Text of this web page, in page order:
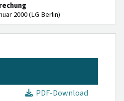
2000 (LG Berlin)
PDF-Download